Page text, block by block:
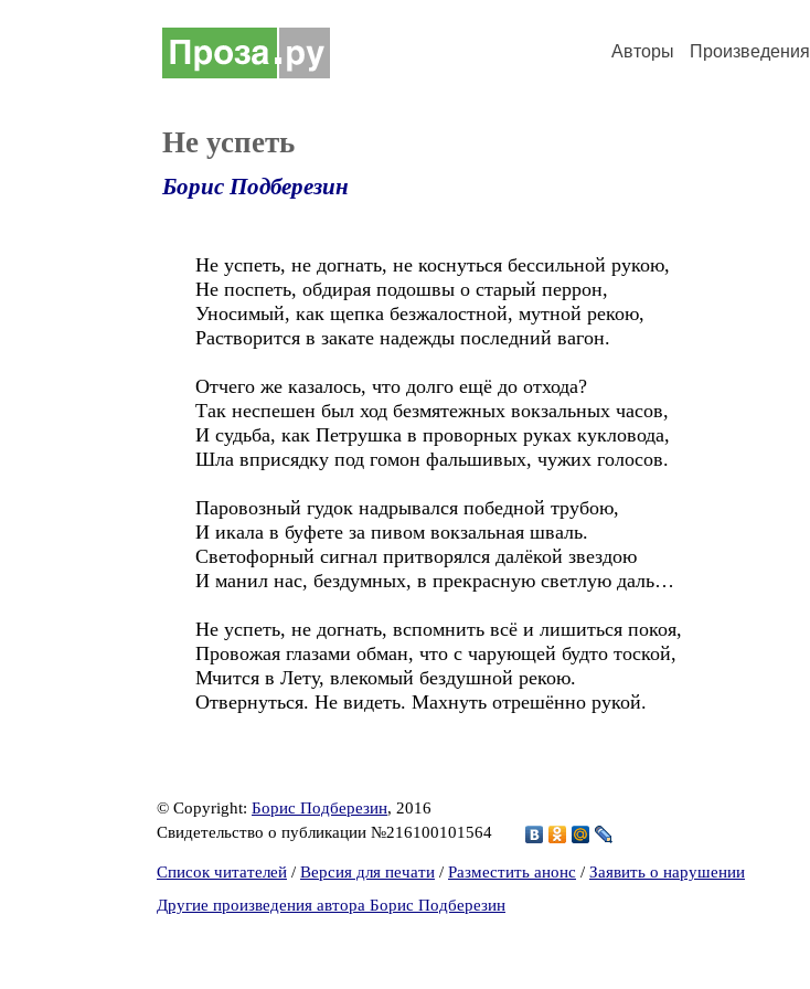
Авторы Произведения
Не успеть
Борис Подберезин
Не успеть, не догнать, не коснуться бессильной рукою,
Не поспеть, обдирая подошвы о старый перрон,
Уносимый, как щепка безжалостной, мутной рекою,
Растворится в закате надежды последний вагон.
Отчего же казалось, что долго ещё до отхода?
Так неспешен был ход безмятежных вокзальных часов,
И судьба, как Петрушка в проворных руках кукловода,
Шла вприсядку под гомон фальшивых, чужих голосов.
Паровозный гудок надрывался победной трубою,
И икала в буфете за пивом вокзальная шваль.
Светофорный сигнал притворялся далёкой звездою
И манил нас, бездумных, в прекрасную светлую даль…
Не успеть, не догнать, вспомнить всё и лишиться покоя,
Провожая глазами обман, что с чарующей будто тоской,
Мчится в Лету, влекомый бездушной рекою.
Отвернуться. Не видеть. Махнуть отрешённо рукой.
© Copyright: Борис Подберезин, 2016
Свидетельство о публикации №216100101564
Список читателей / Версия для печати / Разместить анонс / Заявить о нарушении
Другие произведения автора Борис Подберезин